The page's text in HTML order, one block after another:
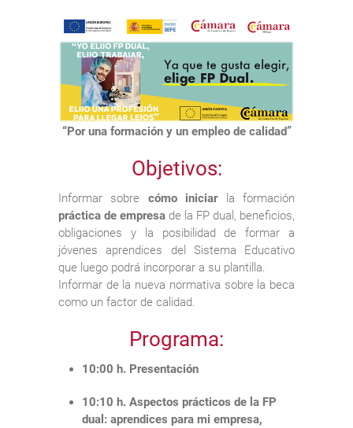
“Por una formación y un empleo de calidad”
Objetivos:
Informar sobre cómo iniciarla formación
práctica de empresa de la FP dual, beneficios,
obligaciones y la posibilidad de formar a
jóvenes aprendices del Sistema Educativo
que luego podrá incorporar a su plantilla.
Informar de la nueva normativa sobre la beca
como un factor de calidad.
Programa:
10:00 h. Presentación
10:10 h. Aspectos prácticos de la FP
dual: aprendices para mi empresa,